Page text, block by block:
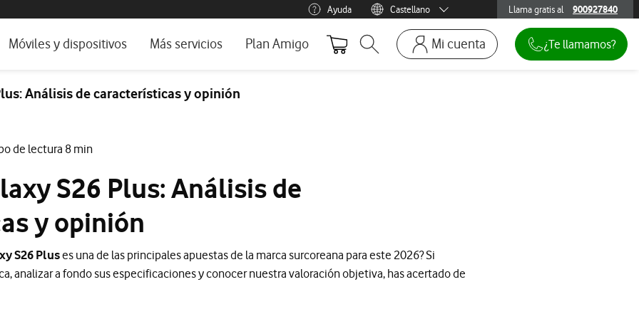
ayuda e idioma Ayuda
Menu idioma
Castellano
Llama gratis al
900927840 900927840
Móviles y dispositivos Más servicios Plan Amigo
Abrir buscador. Abre en ventana modal
Mi cuenta
Ir a la pagina acceso clientes. Abre en
¿Te llamamos?
Análisis de características y opinión
de lectura 8 min
S26 Plus: Análisis de
y opinión
S26 Pluses una de las principales apuestas de la marca surcoreana para este 2026? Si
analizar a fondo sus especificaciones y conocer nuestra valoración objetiva, has acertado de